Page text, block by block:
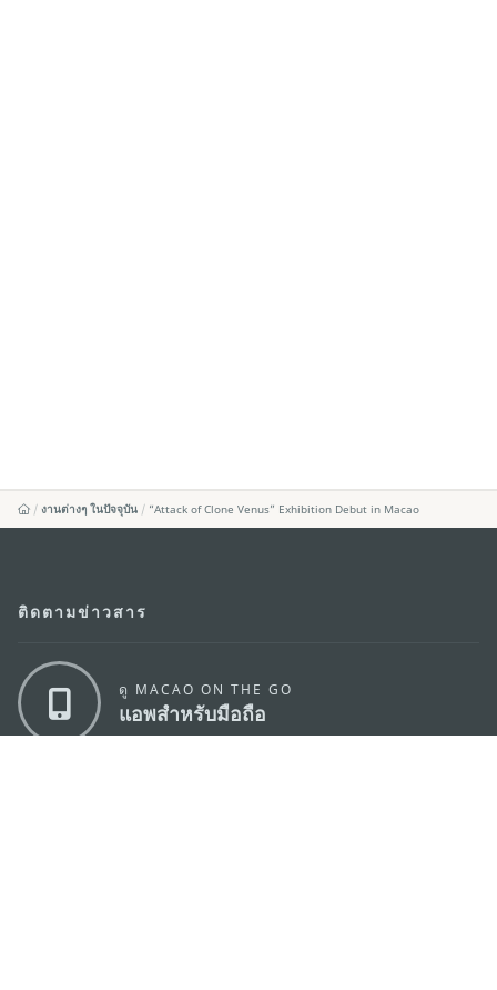
งานต่างๆ ในปัจจุบัน “Attack of Clone Venus” Exhibition Debut in Macao
ติดตามข่าวสาร
ดู MACAO ON THE GO
แอพสำหรับมือถือ